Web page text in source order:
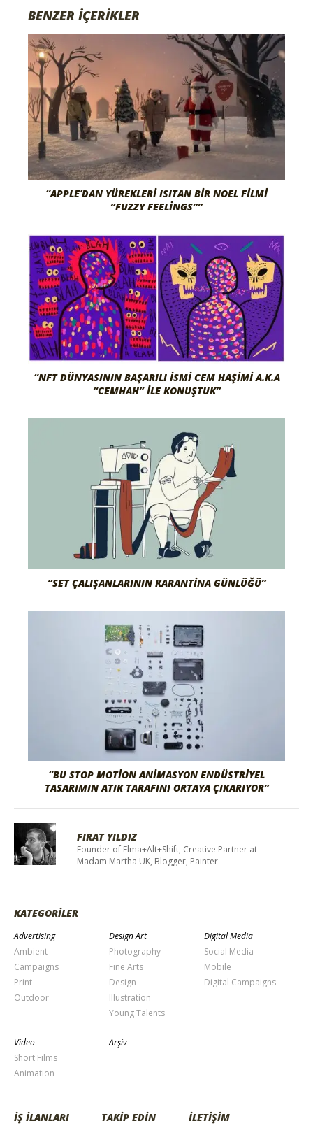
BENZER İÇERİKLER
“APPLE’DAN YÜREKLERI ISITAN BIR NOEL FILMI
“FUZZY FEELINGS””
“NFT DÜNYASININ BAŞARILI İSMI CEM HAŞIMI A.K.A
“CEMHAH” İLE KONUŞTUK”
“SET ÇALIŞANLARININ KARANTINA GÜNLÜĞÜ”
“BU STOP MOTION ANIMASYON ENDÜSTRIYEL
TASARIMIN ATIK TARAFINI ORTAYA ÇIKARIYOR”
FIRAT YILDIZ
Founder of Elma+Alt+Shift, Creative Partner at
Madam Martha UK, Blogger, Painter
KATEGORİLER
Advertising
Ambient
Campaigns
Print
Outdoor
Design Art
Photography
Fine Arts
Design
Illustration
Young Talents
Digital Media
Social Media
Mobile
Digital Campaigns
Video
Short Films
Animation
Arşiv
İŞ İLANLARI TAKİP EDİN İLETİŞİM